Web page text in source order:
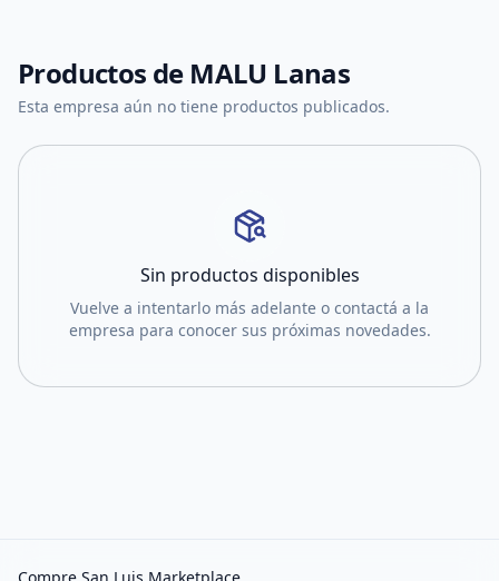
Productos de MALU Lanas
Esta empresa aún no tiene productos publicados.
Sin productos disponibles
Vuelve a intentarlo más adelante o contactá a la
empresa para conocer sus próximas novedades.